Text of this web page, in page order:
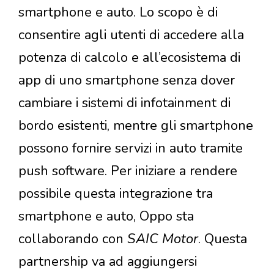
smartphone e auto. Lo scopo è di
consentire agli utenti di accedere alla
potenza di calcolo e all’ecosistema di
app di uno smartphone senza dover
cambiare i sistemi di infotainment di
bordo esistenti, mentre gli smartphone
possono fornire servizi in auto tramite
push software. Per iniziare a rendere
possibile questa integrazione tra
smartphone e auto, Oppo sta
collaborando con SAIC Motor. Questa
partnership va ad aggiungersi